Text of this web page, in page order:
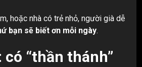
hoặc nhà có trẻ nhỏ, người già dễ
bạn sẽ biết ơn mỗi ngày.
có “thần thánh”